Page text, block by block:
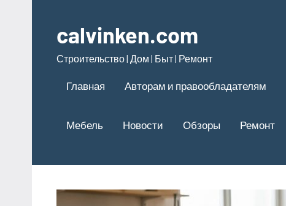
содержимому
calvinken.com
Строительство | Дом | Быт | Ремонт
Главная Авторам и правообладателям
Мебель Новости Обзоры Ремонт